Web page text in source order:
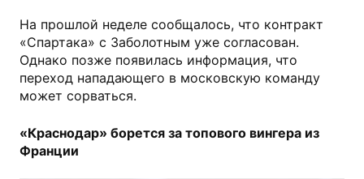
На прошлой неделе сообщалось, что контракт
«Спартака» с Заболотным уже согласован.
Однако позже появилась информация, что
переход нападающего в московскую команду
может сорваться.
«Краснодар» борется за топового вингера из
Франции